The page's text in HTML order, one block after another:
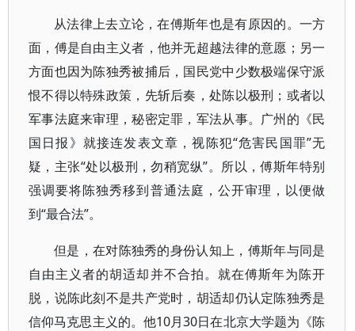
从法律上去立论，在傅斯年也是有原因的。一方
面，傅是自由主义者，他并无超越法律的意愿；另一
方面也因为陈独秀被捕后，国民党中少数极端保守派
恨不得以特殊政策，先斩后奏，处陈以极刑；或者以
军事法庭来审理，秘密定罪，军法从事。广州的《民
国日报》就接连发表文章，视陈犯“危害民国罪”无
疑，主张“处以极刑，勿稍宽纵”。所以，傅斯年特别
强调要将陈独秀移到普通法庭，公开审理，以便做
到“最合法”。
但是，在对陈独秀的身份认知上，傅斯年与同是
自由主义者的胡适却并不合拍。就在傅斯年为陈开
脱，说陈此刻不是共产党时，胡适却仍认定陈独秀是
信仰马克思主义的。他10月30日在北京大学题为《陈